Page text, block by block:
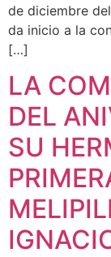
de diciembre
da inicio a la
[…]
LA
DEL
SU